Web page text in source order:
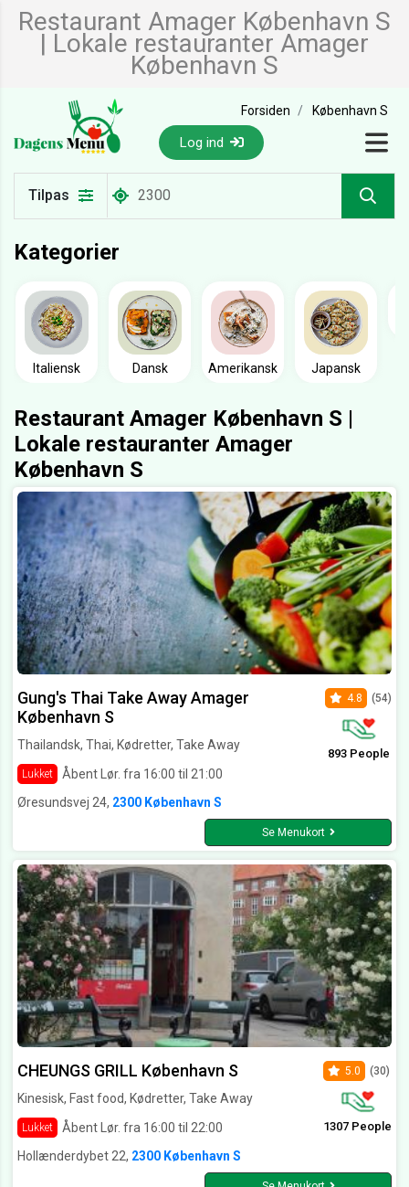
Restaurant Amager København S
| Lokale restauranter Amager
København S
Forsiden København S
Log ind
Tilpas
Kategorier
Italiensk Dansk Amerikansk Japansk
Restaurant Amager København S |
Lokale restauranter Amager
København S
Gung's Thai Take Away Amager
København S
Thailandsk, Thai, Kødretter, Take Away
Lukket Åbent Lør. fra 16:00 til 21:00
4.8 (54)
893 People
Øresundsvej 24, 2300 København S
Se Menukort
CHEUNGS GRILL København S
Kinesisk, Fast food, Kødretter, Take Away
Lukket Åbent Lør. fra 16:00 til 22:00
5.0 (30)
1307 People
Hollænderdybet 22, 2300 København S